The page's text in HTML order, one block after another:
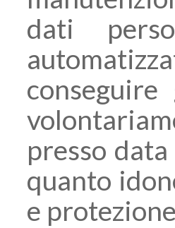
dati
presso
quanto
e